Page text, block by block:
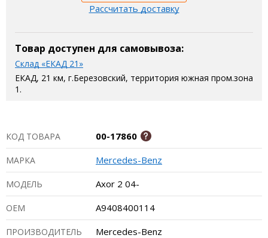
Рассчитать доставку
Товар доступен для самовывоза:
Склад «ЕКАД 21»
ЕКАД, 21 км, г.Березовский, территория южная пром.зона
1.
КОД ТОВАРА 00-17860
МАРКА Mercedes-Benz
МОДЕЛЬ Axor 2 04-
ОЕМ A9408400114
ПРОИЗВОДИТЕЛЬ Mercedes-Benz